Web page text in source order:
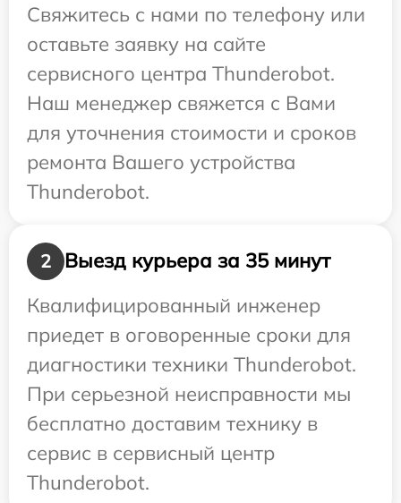
Свяжитесь с нами по телефону или
оставьте заявку на сайте
сервисного центра Thunderobot.
Наш менеджер свяжется с Вами
для уточнения стоимости и сроков
ремонта Вашего устройства
Thunderobot.
2
Выезд курьера за 35 минут
Квалифицированный инженер
приедет в оговоренные сроки для
диагностики техники Thunderobot.
При серьезной неисправности мы
бесплатно доставим технику в
сервис в сервисный центр
Thunderobot.